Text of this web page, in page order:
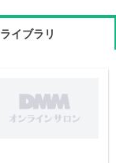
ライブラリ